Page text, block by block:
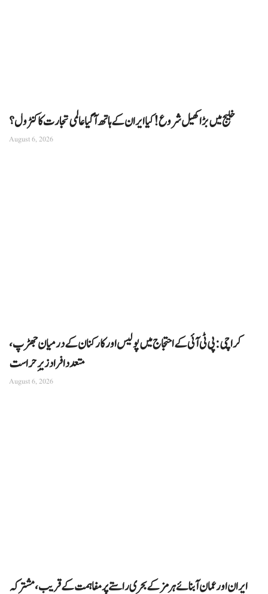
خلیج میں بڑا کھیل شروع! کیا ایران کے ہاتھ آ گیا عالمی تجارت کا کنٹرول؟
August 6, 2026
کراچی: پی ٹی آئی کے احتجاج میں پولیس اور کارکنان کے درمیان جھڑپ،
متعدد افراد زیرِ حراست
August 6, 2026
ایران اور عمان آبنائے ہرمز کے بحری راستے پر مفاہمت کے قریب، مشترکہ